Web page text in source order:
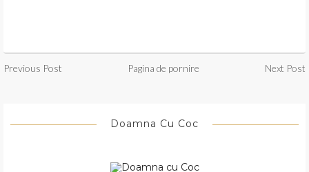
Previous Post Pagina de pornire Next Post
Doamna Cu Coc